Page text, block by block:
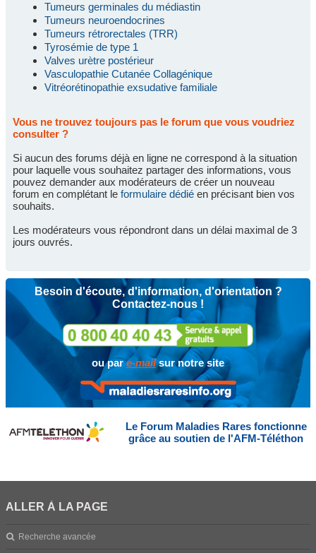
Tumeurs germinales du médiastin
Tumeurs neuroendocrines
Tumeurs rétrorectales (TRR)
Tyrosémie de type 1
Valves urètre postérieur
Vasculopathie Cutanée Collagénique
Vitréorétinopathie exsudative familiale
Vous ne trouvez toujours pas le forum que vous voudriez
consulter ?
Si aucun des forums déjà en ligne ne correspond à la situation
pour laquelle vous souhaitez partager des informations, vous
pouvez demander aux modérateurs de créer un nouveau
forum en complétant le formulaire dédié en précisant bien vos
souhaits.
Les modérateurs vous répondront dans un délai maximal de 3
jours ouvrés.
Besoin d'écoute, d'information, d'orientation ?
Contactez-nous !
ou pare-mailsur notre site
Le Forum Maladies Rares fonctionne
grâce au soutien de l'AFM-Téléthon
ALLER À LA PAGE
Recherche avancée